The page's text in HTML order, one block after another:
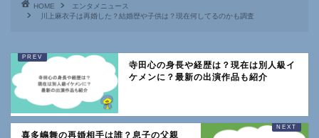
HOME
エンタメニュース
川上麻衣子は再婚した？結婚歴や子供は？現在何してるのかも調査
寺田心の身長や経歴は？現在は別人級イ
ケメンに？最新の出演作品も紹介
喜多嶋舞の再婚相手は誰？息子の父親